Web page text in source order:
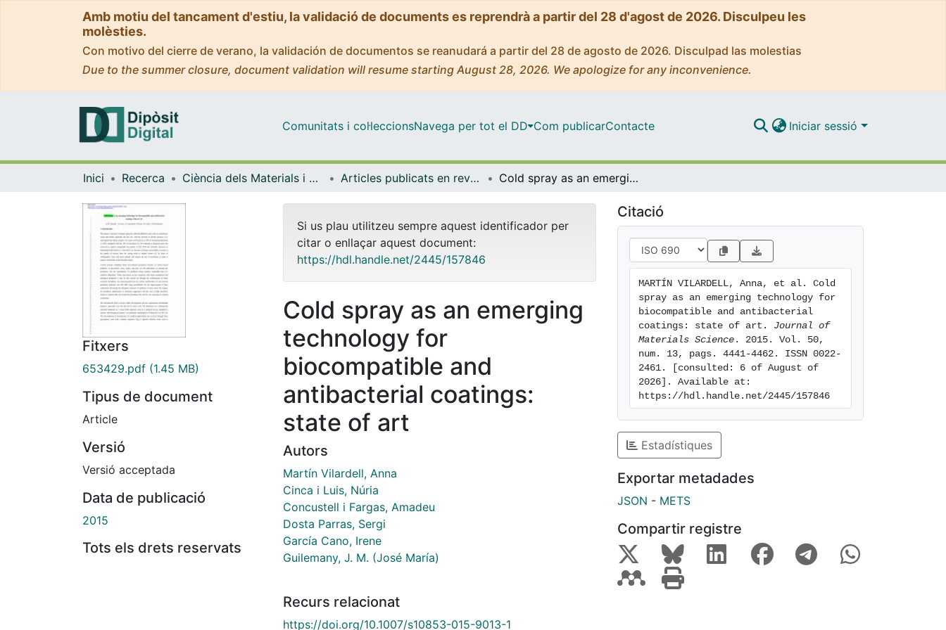
Amb motiu del tancament d'estiu, la validació de documents es reprendrà a partir del 28 d'agost de 2026. Disculpeu les
molèsties.
Con motivo del cierre de verano, la validación de documentos se reanudará a partir del 28 de agosto de 2026. Disculpad las molestias
Due to the summer closure, document validation will resume starting August 28, 2026. We apologize for any inconvenience.
Comunitats i col·leccionsNavega per tot el DD Com publicarContacte Iniciar sessió
Inici Recerca Ciència dels Materials i Química Física Articles publicats en revistes (Ciència dels Materials i Química Física) Cold spray as an emerging technology for biocompatible and antibacterial coatings: state of art
Fitxers
653429.pdf (1.45 MB)
Tipus de document
Article
Versió
Versió acceptada
Data de publicació
2015
Tots els drets reservats
Si us plau utilitzeu sempre aquest identificador per
citar o enllaçar aquest document:
https://hdl.handle.net/2445/157846
Cold spray as an emerging
technology for
biocompatible and
antibacterial coatings:
state of art
Autors
Martín Vilardell, Anna
Cinca i Luis, Núria
Concustell i Fargas, Amadeu
Dosta Parras, Sergi
García Cano, Irene
Guilemany, J. M. (José María)
Recurs relacionat
https://doi.org/10.1007/s10853-015-9013-1
Citació
MARTÍN VILARDELL, Anna, et al. Cold
spray as an emerging technology for
biocompatible and antibacterial
coatings: state of art. Journal of
Materials Science . 2015. Vol. 50,
num. 13, pags. 4441-4462. ISSN 0022-
2461. [consulted: 6 of August of
2026]. Available at:
https://hdl.handle.net/2445/157846
Estadístiques
Exportar metadades
JSON - METS
Compartir registre